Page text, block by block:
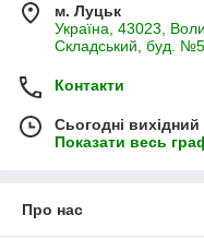
м. Луцьк
Україна, 43023,
Складський, буд.
Контакти
Сьогодні вихідний
Показати весь
Про нас